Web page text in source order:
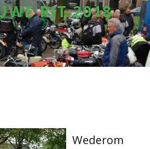
RIT 2018
Wederom